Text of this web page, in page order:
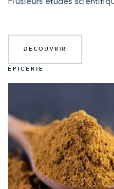
DÉCOUVRIR
ÉPICERIE